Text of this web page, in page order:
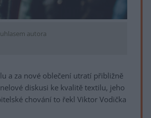
autora
a za nové oblečení utratí přibližně
diskusi ke kvalitě textilu, jeho
chování to řekl Viktor Vodička